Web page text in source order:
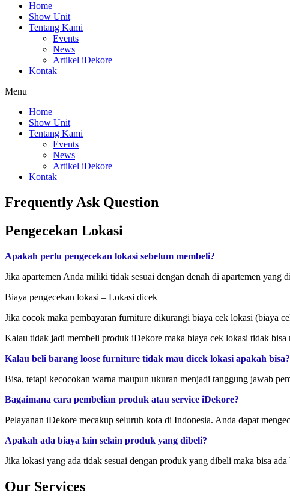
Home
Show Unit
Tentang Kami
Events
News
Artikel iDekore
Kontak
Menu
Home
Show Unit
Tentang Kami
Events
News
Artikel iDekore
Kontak
Frequently Ask Question
Pengecekan Lokasi
Apakah perlu pengecekan lokasi sebelum membeli?
Jika apartemen Anda miliki tidak sesuai dengan denah di apartemen
Biaya pengecekan lokasi – Lokasi dicek
Jika cocok maka pembayaran furniture dikurangi biaya cek lokasi (biaya
Kalau tidak jadi membeli produk iDekore maka biaya cek lokasi tidak bisa
Kalau beli barang loose furniture tidak mau dicek lokasi apakah bisa?
Bisa, tetapi kecocokan warna maupun ukuran menjadi tanggung jawab
Bagaimana cara pembelian produk atau service iDekore?
Pelayanan iDekore mecakup seluruh kota di Indonesia. Anda dapat
Apakah ada biaya lain selain produk yang dibeli?
Jika lokasi yang ada tidak sesuai dengan produk yang dibeli maka bisa
Our Services